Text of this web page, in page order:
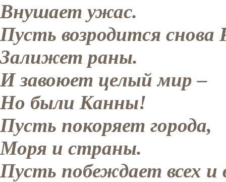
Внушает ужас.
Пусть возродится снова
Залижет раны.
И завоюет целый мир –
Но были Канны!
Пусть покоряет города,
Моря и страны.
Пусть побеждает всех и